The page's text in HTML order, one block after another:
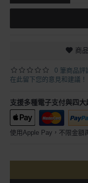
商
0 筆商品評
在此留下您的意見和建議！
支援多種電子支付與四大
使用Apple Pay，不限金額